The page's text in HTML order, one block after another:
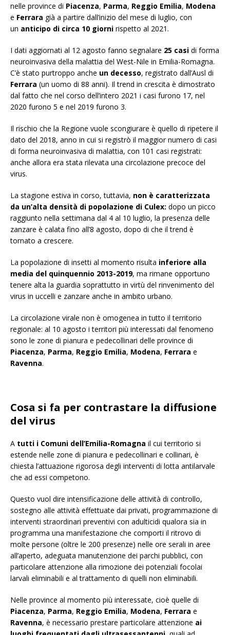
nelle province di Piacenza, Parma, Reggio Emilia, Modena
e Ferrara già a partire dall’inizio del mese di luglio, con
un anticipo di circa 10 giorni rispetto al 2021.
I dati aggiornati al 12 agosto fanno segnalare 25 casi di forma
neuroinvasiva della malattia del West-Nile in Emilia-Romagna.
C’è stato purtroppo anche un decesso, registrato dall’Ausl di
Ferrara (un uomo di 88 anni). Il trend in crescita è dimostrato
dal fatto che nel corso dell’intero 2021 i casi furono 17, nel
2020 furono 5 e nel 2019 furono 3.
Il rischio che la Regione vuole scongiurare è quello di ripetere il
dato del 2018, anno in cui si registrò il maggior numero di casi
di forma neuroinvasiva di malattia, con 101 casi registrati:
anche allora era stata rilevata una circolazione precoce del
virus.
La stagione estiva in corso, tuttavia, non è caratterizzata
da un’alta densità di popolazione di Culex: dopo un picco
raggiunto nella settimana dal 4 al 10 luglio, la presenza delle
zanzare è calata fino all’8 agosto, dopo di che il trend è
tornato a crescere.
La popolazione di insetti al momento risulta inferiore alla
media del quinquennio 2013-2019, ma rimane opportuno
tenere alta la guardia soprattutto in virtù del rinvenimento del
virus in uccelli e zanzare anche in ambito urbano.
La circolazione virale non è omogenea in tutto il territorio
regionale: al 10 agosto i territori più interessati dal fenomeno
sono le zone di pianura e pedecollinari delle province di
Piacenza, Parma, Reggio Emilia, Modena, Ferrara e
Ravenna.
Cosa si fa per contrastare la diffusione
del virus
A tutti i Comuni dell’Emilia-Romagna il cui territorio si
estende nelle zone di pianura e pedecollinari e collinari, è
chiesta l’attuazione rigorosa degli interventi di lotta antilarvale
che ad essi competono.
Questo vuol dire intensificazione delle attività di controllo,
sostegno alle attività effettuate dai privati, programmazione di
interventi straordinari preventivi con adulticidi qualora sia in
programma una manifestazione che comporti il ritrovo di
molte persone (oltre le 200 presenze) nelle ore serali in aree
all’aperto, adeguata manutenzione dei parchi pubblici, con
particolare attenzione alla rimozione dei potenziali focolai
larvali eliminabili e al trattamento di quelli non eliminabili.
Nelle province al momento più interessate, cioè quelle di
Piacenza, Parma, Reggio Emilia, Modena, Ferrara e
Ravenna, è necessario prestare particolare attenzione ai